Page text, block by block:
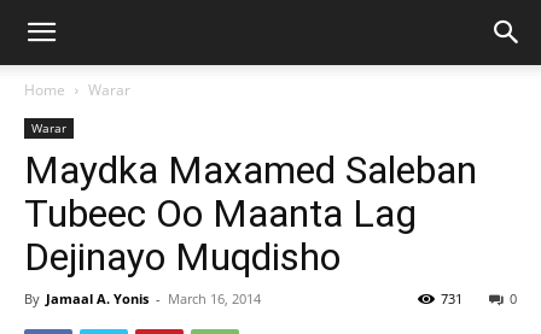
Home Warar
Warar
Maydka Maxamed Saleban
Tubeec Oo Maanta Lag
Dejinayo Muqdisho
By Jamaal A. Yonis - March 16, 2014 0
731